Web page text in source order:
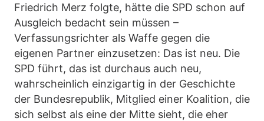
Friedrich Merz folgte, hätte die SPD schon auf
Ausgleich bedacht sein müssen –
Verfassungsrichter als Waffe gegen die
eigenen Partner einzusetzen: Das ist neu. Die
SPD führt, das ist durchaus auch neu,
wahrscheinlich einzigartig in der Geschichte
der Bundesrepublik, Mitglied einer Koalition, die
sich selbst als eine der Mitte sieht, die eher